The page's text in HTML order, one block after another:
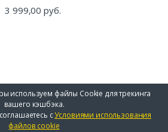
3 999,00 руб.
используем файлы Cookie для трекинга
вашего кэшбэка.
сУсловиями использования
файлов cookie